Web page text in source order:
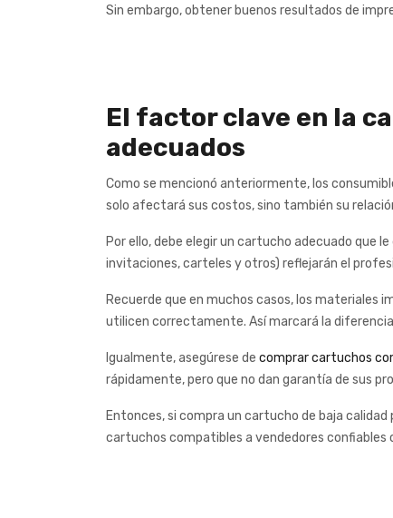
Sin embargo, obtener buenos resultados de
El factor clave en la
adecuados
Como se mencionó anteriormente, los
solo afectará sus costos, sino también su
Por ello, debe elegir un cartucho adecuado que
invitaciones, carteles y otros) reflejarán el
Recuerde que en muchos casos, los materiales
utilicen correctamente. Así marcará la
Igualmente, asegúrese de comprar cartuchos
rápidamente, pero que no dan garantía de sus
Entonces, si compra un cartucho de baja
cartuchos compatibles a vendedores confiables